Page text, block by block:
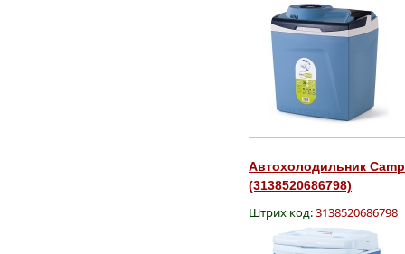
Автохолодильник
(3138520686798)
Штрих код:3138520686798